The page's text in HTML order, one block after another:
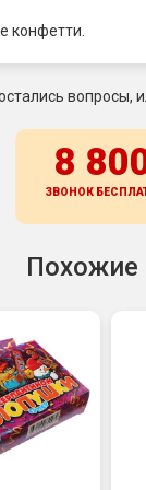
конфетти.
вопросы,
8
ЗВОНОК
Похожие